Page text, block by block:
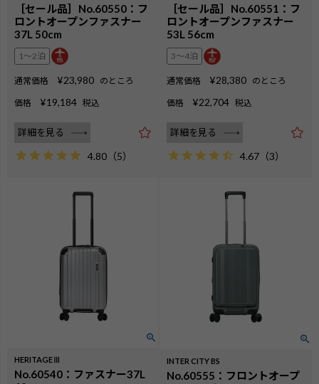
［セール品］No.60550：フ
ロントオープンファスナー
37L 50cm
1〜2泊
通常価格 ¥23,980 のところ
価格 ¥19,184 税込
詳細を見る
4.80 （5）
［セール品］No.60551：フ
ロントオープンファスナー
53L 56cm
3〜4泊
通常価格 ¥28,380 のところ
価格 ¥22,704 税込
詳細を見る
4.67 （3）
HERITAGEⅢ
No.60540：ファスナー37L
INTER CITY BS
No.60555：フロントオープ